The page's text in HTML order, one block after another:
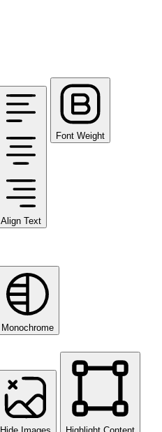
Align Text
Font Weight
Monochrome